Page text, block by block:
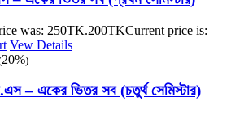
was: 250TK.200TKCurrent price is:
Vew Details
20%)
– একের ভিতর সব (চতুর্থ সেমিস্টার)